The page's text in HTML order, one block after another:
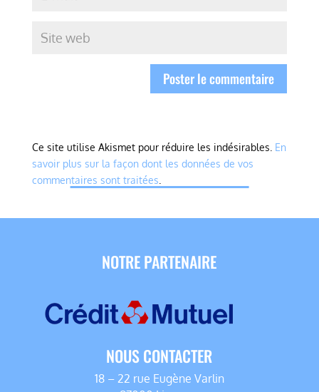
Ce site utilise Akismet pour réduire les indésirables. En
savoir plus sur la façon dont les données de vos
commentaires sont traitées
NOTRE PARTENAIRE
NOUS CONTACTER
18 – 22 rue Eugène Varlin